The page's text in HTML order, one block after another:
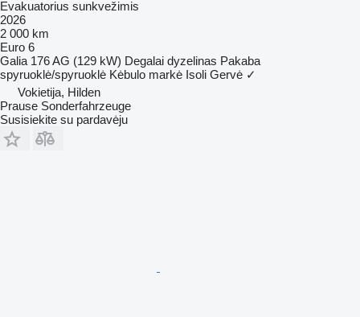
Evakuatorius sunkvežimis
2026
2 000 km
Euro 6
Galia 176 AG (129 kW) Degalai dyzelinas Pakaba
spyruoklė/spyruoklė Kėbulo markė Isoli Gervė ✓
Vokietija, Hilden
Prause Sonderfahrzeuge
Susisiekite su pardavėju